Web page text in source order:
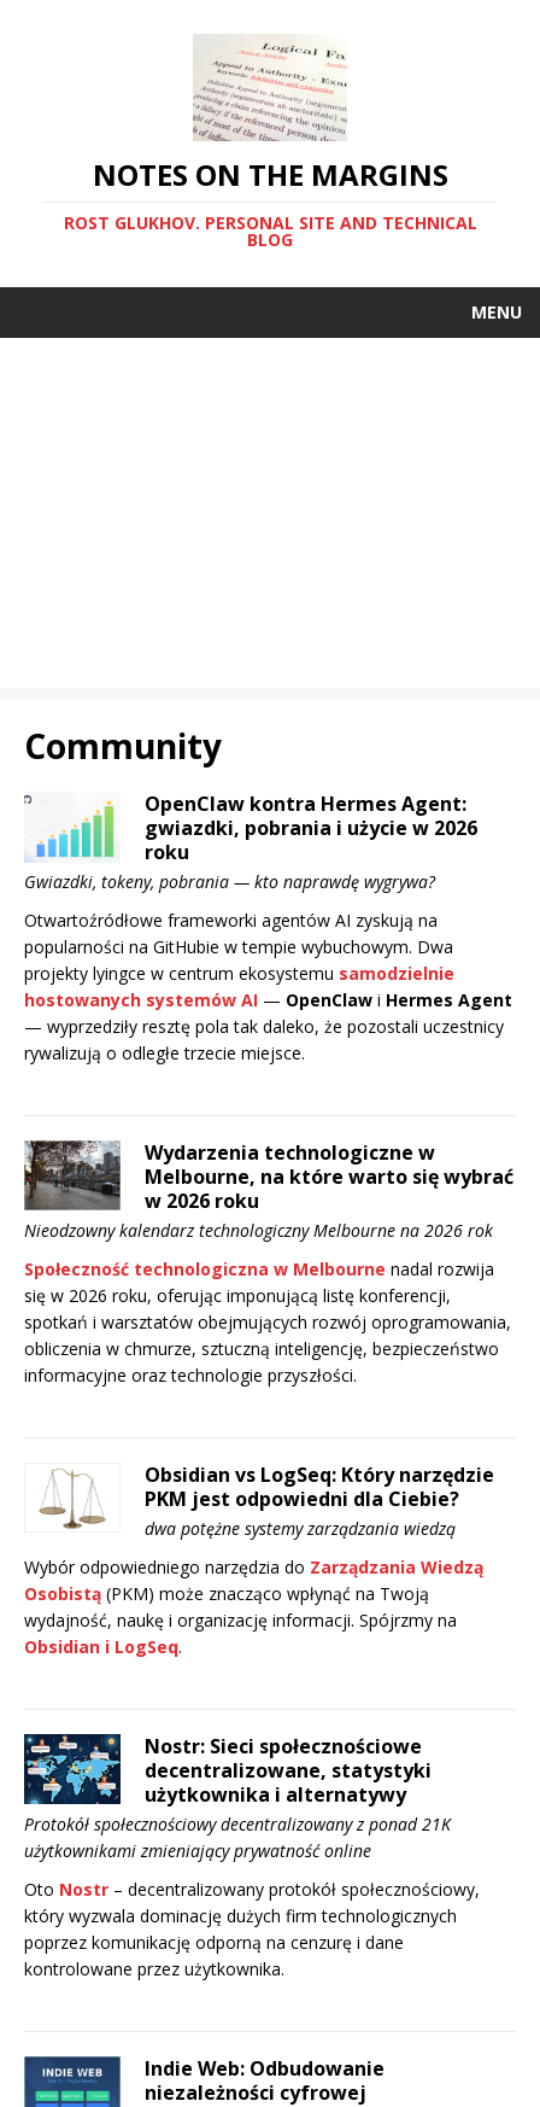
NOTES ON THE MARGINS
ROST GLUKHOV. PERSONAL SITE AND TECHNICAL
BLOG
MENU
Community
OpenClaw kontra Hermes Agent:
gwiazdki, pobrania i użycie w 2026
roku
Gwiazdki, tokeny, pobrania — kto naprawdę wygrywa?
Otwartoźródłowe frameworki agentów AI zyskują na
popularności na GitHubie w tempie wybuchowym. Dwa
projekty lyingce w centrum ekosystemu samodzielnie
hostowanych systemów AI — OpenClaw i Hermes Agent
— wyprzedziły resztę pola tak daleko, że pozostali uczestnicy
rywalizują o odległe trzecie miejsce.
Wydarzenia technologiczne w
Melbourne, na które warto się wybrać
w 2026 roku
Nieodzowny kalendarz technologiczny Melbourne na 2026 rok
Społeczność technologiczna w Melbourne nadal rozwija
się w 2026 roku, oferując imponującą listę konferencji,
spotkań i warsztatów obejmujących rozwój oprogramowania,
obliczenia w chmurze, sztuczną inteligencję, bezpieczeństwo
informacyjne oraz technologie przyszłości.
Obsidian vs LogSeq: Który narzędzie
PKM jest odpowiedni dla Ciebie?
dwa potężne systemy zarządzania wiedzą
Wybór odpowiedniego narzędzia do Zarządzania Wiedzą
Osobistą (PKM) może znacząco wpłynąć na Twoją
wydajność, naukę i organizację informacji. Spójrzmy na
Obsidian i LogSeq.
Nostr: Sieci społecznościowe
decentralizowane, statystyki
użytkownika i alternatywy
Protokół społecznościowy decentralizowany z ponad 21K
użytkownikami zmieniający prywatność online
Oto Nostr – decentralizowany protokół społecznościowy,
który wyzwala dominację dużych firm technologicznych
poprzez komunikację odporną na cenzurę i dane
kontrolowane przez użytkownika.
Indie Web: Odbudowanie
niezależności cyfrowej